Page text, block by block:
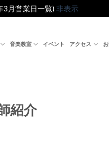
3月営業日一覧) 非表示
音楽教室 イベント アクセス
紹介